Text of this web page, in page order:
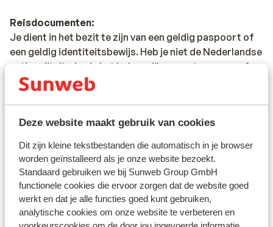
Deze website maakt gebruik van cookies
Dit zijn kleine tekstbestanden die automatisch in je browser
worden geïnstalleerd als je onze website bezoekt.
Standaard gebruiken we bij Sunweb Group GmbH
functionele cookies die ervoor zorgen dat de website goed
werkt en dat je alle functies goed kunt gebruiken,
analytische cookies om onze website te verbeteren en
Reisdocumenten:
Je dient in het bezit te zijn van een geldig paspoort of
een geldig identiteitsbewijs. Heb je niet de Nederlandse
nationaliteit, dan is het belangrijk om na te vragen of er
andere regels van toepassing zijn. Dit vraag je na bij de
ambassade van het land waar je heen wilt en de landen
verantwoordelijkheid. Sunweb kan hiervoor niet
aansprakelijk worden gesteld.
Reisleiding:
Sicilië: in de regio Sicilië, Letojanni, Taormina en
Giardini Naxos is Sunweb reisleiding aanwezig. In de